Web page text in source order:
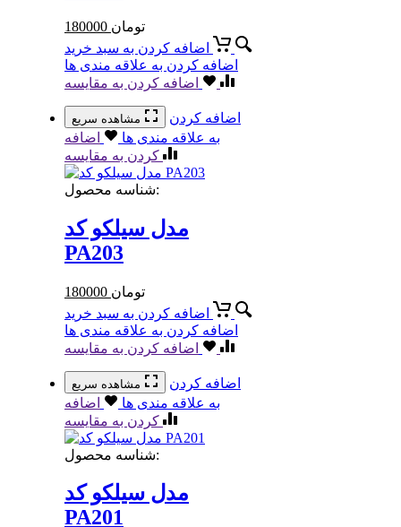
180000 تومان
اضافه کردن به سبد خرید
اضافه کردن به علاقه مندی ها
اضافه کردن به مقایسه
مشاهده سریع
اضافه کردن
به علاقه مندی ها
اضافه
کردن به مقایسه
شناسه محصول:
مدل سیلکو کد
PA203
180000 تومان
اضافه کردن به سبد خرید
اضافه کردن به علاقه مندی ها
اضافه کردن به مقایسه
مشاهده سریع
اضافه کردن
به علاقه مندی ها
اضافه
کردن به مقایسه
شناسه محصول:
مدل سیلکو کد
PA201